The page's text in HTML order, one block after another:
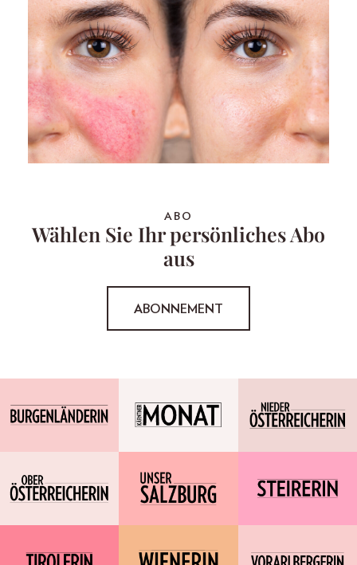
ABO
Wählen Sie Ihr persönliches Abo
aus
ABONNEMENT